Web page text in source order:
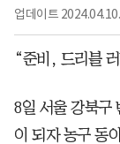
업데이트
“준비, 드리블
8일 서울 강북구
이 되자 농구 동